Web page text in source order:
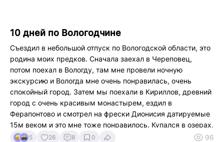
10 дней по Вологодчине
Съездил в небольшой отпуск по Вологодской области, это
родина моих предков. Сначала заехал в Череповец,
потом поехал в Вологду, там мне провели ночную
экскурсию и Вологда мне очень понравилась, очень
спокойный город. Затем мы поехали в Кириллов, древний
город с очень красивым монастырем, ездил в
Ферапонтово и смотрел на фрески Дионисия датируемые
15м веком и это мне тоже понравилось. Купался в озерах,
ходил на гору Мауру в Горицах, попил воды из источника
5 26 8 0 96